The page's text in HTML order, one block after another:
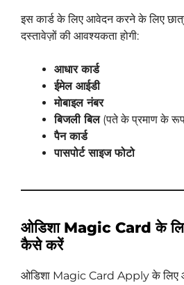
इस कार्ड के लिए आवेदन करने के लिए
दस्तावेज़ों की आवश्यकता होगी:
आधार कार्ड
ईमेल आईडी
मोबाइल नंबर
बिजली बिल(पते के प्रमाण के
पैन कार्ड
पासपोर्ट साइज फोटो
ओडिशा Magic Card के
कैसे करें
ओडिशा Magic Card Apply के लिए